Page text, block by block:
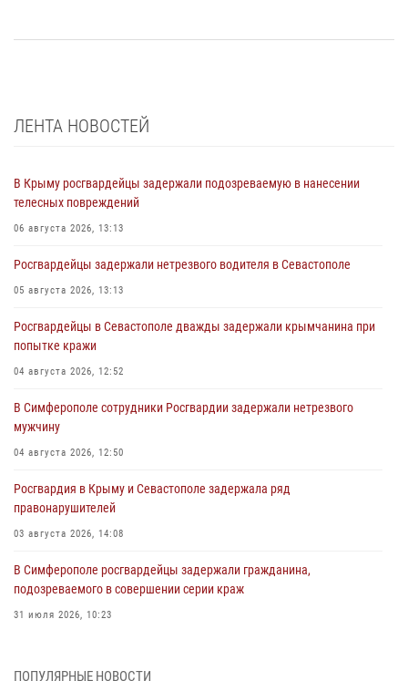
ЛЕНТА НОВОСТЕЙ
В Крыму росгвардейцы задержали подозреваемую в нанесении
телесных повреждений
06 августа 2026, 13:13
Росгвардейцы задержали нетрезвого водителя в Севастополе
05 августа 2026, 13:13
Росгвардейцы в Севастополе дважды задержали крымчанина при
попытке кражи
04 августа 2026, 12:52
В Симферополе сотрудники Росгвардии задержали нетрезвого
мужчину
04 августа 2026, 12:50
Росгвардия в Крыму и Севастополе задержала ряд
правонарушителей
03 августа 2026, 14:08
В Симферополе росгвардейцы задержали гражданина,
подозреваемого в совершении серии краж
31 июля 2026, 10:23
объекте в Севастополе
ПОПУЛЯРНЫЕ НОВОСТИ